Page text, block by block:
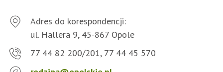
Adres do korespondencji:
ul. Hallera 9, 45-867 Opole
77 44 82 200/201, 77 44 45 570